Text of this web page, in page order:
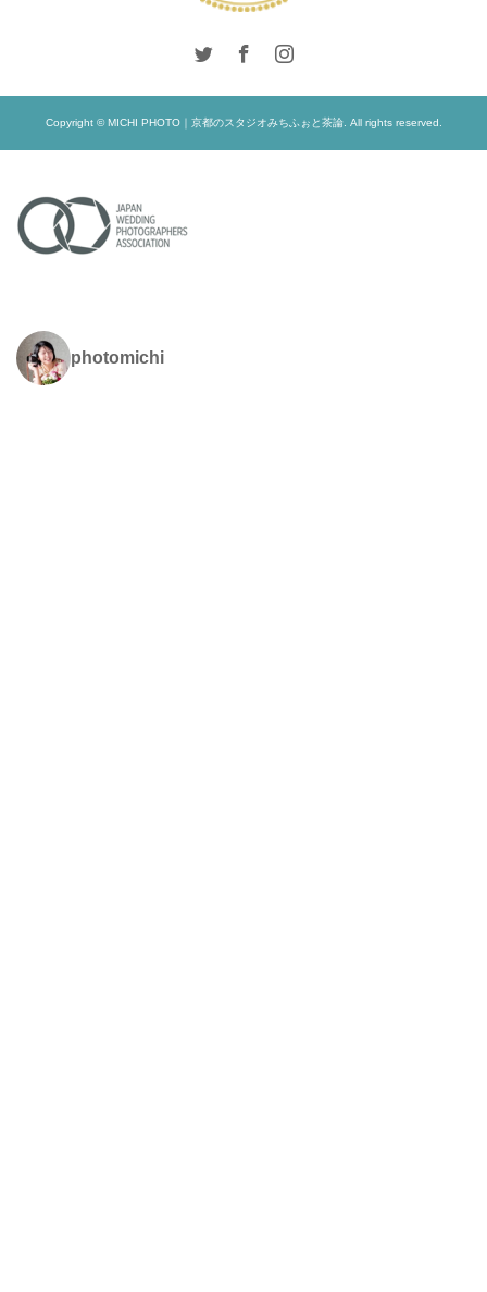
Copyright © MICHI PHOTO｜京都のスタジオみちふぉと茶論. All rights reserved.
photomichi